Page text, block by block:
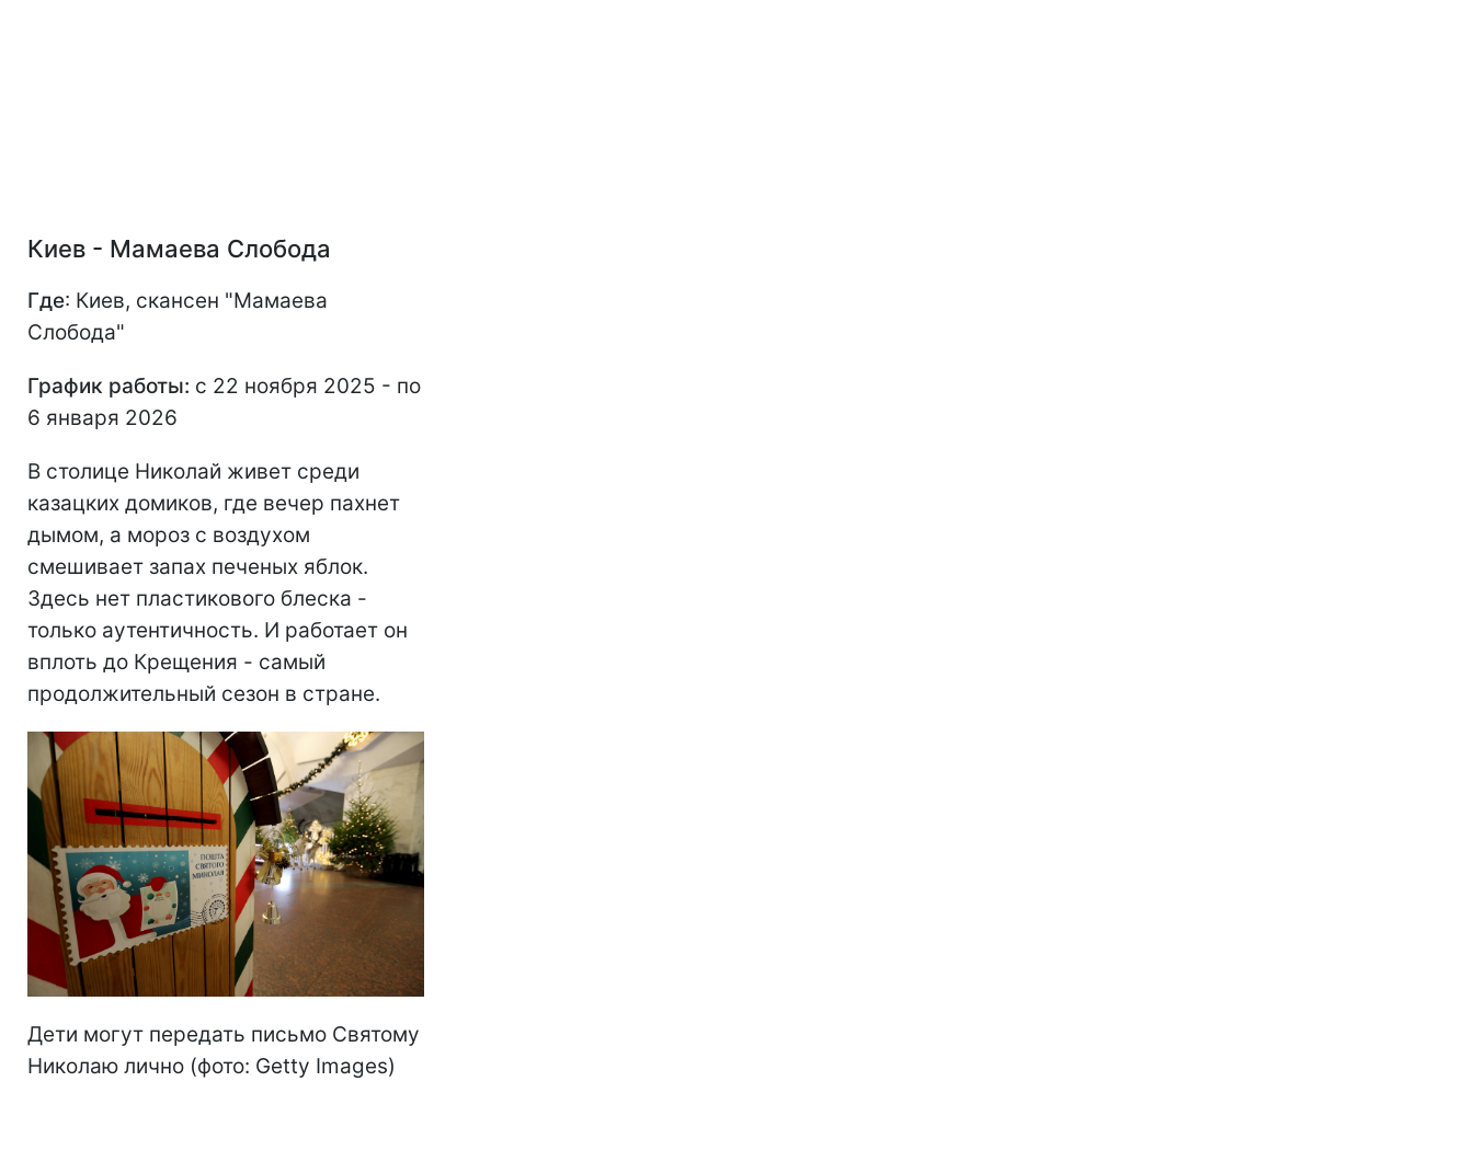
Киев - Мамаева Слобода
Где: Киев, скансен "Мамаева
Слобода"
График работы: с 22 ноября 2025 - по
6 января 2026
В столице Николай живет среди
казацких домиков, где вечер пахнет
дымом, а мороз с воздухом
смешивает запах печеных яблок.
Здесь нет пластикового блеска -
только аутентичность. И работает он
вплоть до Крещения - самый
продолжительный сезон в стране.
Дети могут передать письмо Святому
Николаю лично (фото: Getty Images)